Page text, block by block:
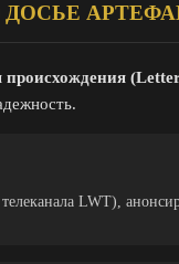
ДОСЬЕ
происхождения
LWT),